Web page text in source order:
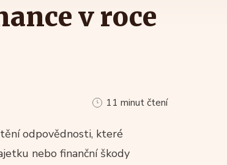
v roce
11 minut čtení
odpovědnosti, které
nebo finanční škody